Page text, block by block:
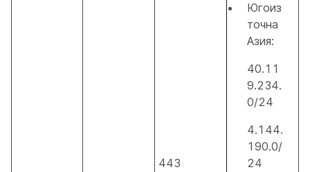
443
Югоиз
точна
Азия:
40.11
9.234.
0/24
4.144.
190.0/
24